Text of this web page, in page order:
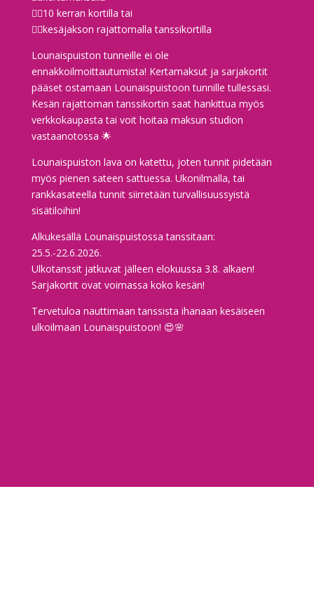
👉🏼10 kerran kortilla tai
👉🏼kesäjakson rajattomalla tanssikortilla
Lounaispuiston tunneille ei ole
ennakkoilmoittautumista! Kertamaksut ja sarjakortit
pääset ostamaan Lounaispuistoon tunnille tullessasi.
Kesän rajattoman tanssikortin saat hankittua myös
verkkokaupasta tai voit hoitaa maksun studion
vastaanotossa 🌟
Lounaispuiston lava on katettu, joten tunnit pidetään
myös pienen sateen sattuessa. Ukonilmalla, tai
rankkasateella tunnit siirretään turvallisuussyistä
sisätiloihin!
Alkukesällä Lounaispuistossa tanssitaan:
25.5.-22.6.2026.
Ulkotanssit jatkuvat jälleen elokuussa 3.8. alkaen!
Sarjakortit ovat voimassa koko kesän!
Tervetuloa nauttimaan tanssista ihanaan kesäiseen
ulkoilmaan Lounaispuistoon! 😍🌸